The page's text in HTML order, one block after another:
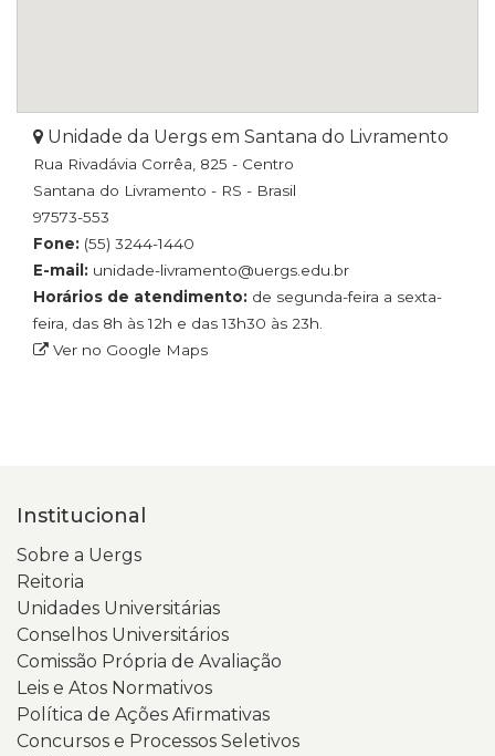
Unidade da Uergs em Santana do Livramento
Rua Rivadávia Corrêa, 825 - Centro
Santana do Livramento - RS - Brasil
97573-553
Fone: (55) 3244-1440
E-mail: unidade-livramento@uergs.edu.br
Horários de atendimento: de segunda-feira a sexta-
feira, das 8h às 12h e das 13h30 às 23h.
Ver no Google Maps
Institucional
Sobre a Uergs
Reitoria
Unidades Universitárias
Conselhos Universitários
Comissão Própria de Avaliação
Leis e Atos Normativos
Política de Ações Afirmativas
Concursos e Processos Seletivos